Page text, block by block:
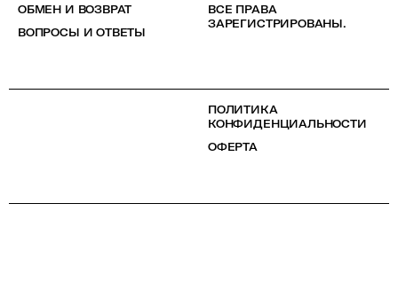
ОБМЕН И ВОЗВРАТ
ВОПРОСЫ И ОТВЕТЫ
ВСЕ ПРАВА
ЗАРЕГИСТРИРОВАНЫ.
ПОЛИТИКА
КОНФИДЕНЦИАЛЬНОСТИ
ОФЕРТА